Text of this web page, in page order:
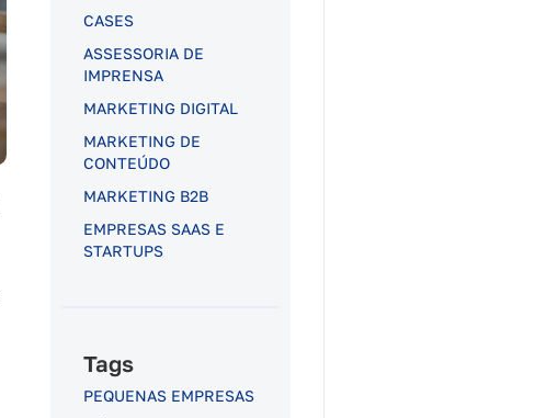
CASES
ASSESSORIA DE
IMPRENSA
MARKETING DIGITAL
MARKETING DE
CONTEÚDO
MARKETING B2B
EMPRESAS SAAS E
STARTUPS
Tags
PEQUENAS EMPRESAS